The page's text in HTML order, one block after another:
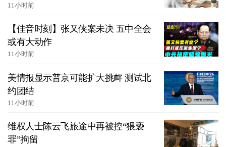
11小时前
【佳音时刻】张又侠案未决 五中全会
或有大动作
11小时前
美情报显示普京可能扩大挑衅 测试北
约团结
11小时前
维权人士陈云飞旅途中再被控“猥亵
罪”拘留